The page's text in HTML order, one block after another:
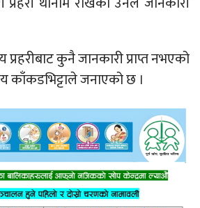
प्रहरीबाट कुनै जानकारी प्राप्त नभएको
काँकडभिट्टाले जनाएको छ ।